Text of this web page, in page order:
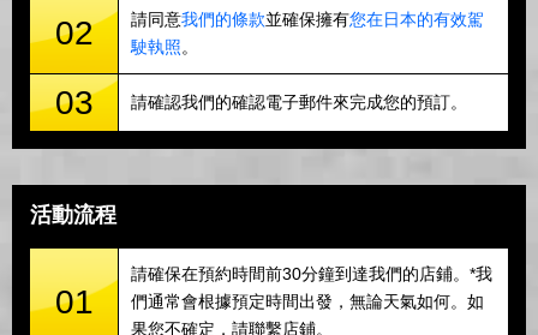
02 請同意我們的條款並確保擁有您在日本的有效駕
駛執照。
03 請確認我們的確認電子郵件來完成您的預訂。
活動流程
01
請確保在預約時間前30分鐘到達我們的店鋪。*我
們通常會根據預定時間出發，無論天氣如何。如
果您不確定，請聯繫店鋪。